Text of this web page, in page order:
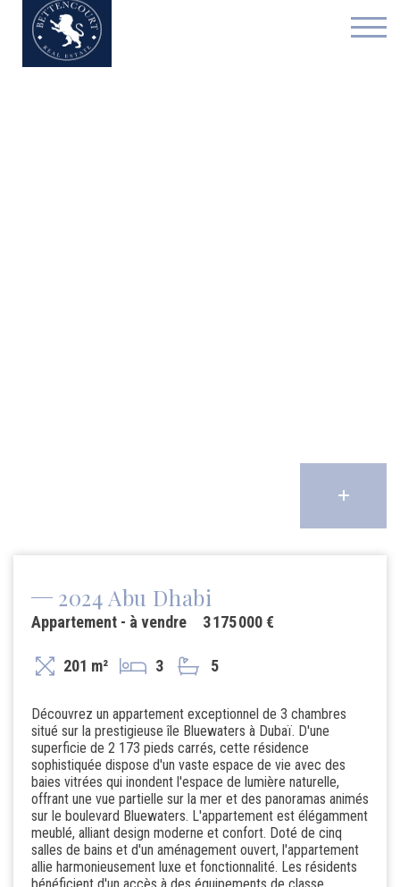
2024 Abu Dhabi
3 175 000 €
Appartement - à vendre
201 m² 3 5
Découvrez un appartement exceptionnel de 3 chambres
situé sur la prestigieuse île Bluewaters à Dubaï. D'une
superficie de 2 173 pieds carrés, cette résidence
sophistiquée dispose d'un vaste espace de vie avec des
baies vitrées qui inondent l'espace de lumière naturelle,
offrant une vue partielle sur la mer et des panoramas animés
sur le boulevard Bluewaters. L'appartement est élégamment
meublé, alliant design moderne et confort. Doté de cinq
salles de bains et d'un aménagement ouvert, l'appartement
allie harmonieusement luxe et fonctionnalité. Les résidents